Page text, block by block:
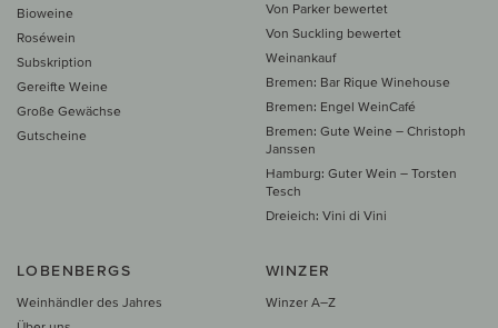
Bioweine
Roséwein
Subskription
Gereifte Weine
Große Gewächse
Gutscheine
Von Parker bewertet
Von Suckling bewertet
Weinankauf
Bremen: Bar Rique Winehouse
Bremen: Engel WeinCafé
Bremen: Gute Weine – Christoph
Janssen
Hamburg: Guter Wein – Torsten
Tesch
Dreieich: Vini di Vini
LOBENBERGS
Weinhändler des Jahres
WINZER
Winzer A–Z